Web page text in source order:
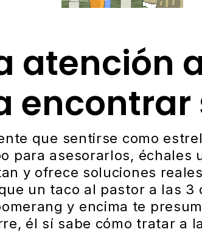
atención
encontrar
que sentirse como
para asesorarlos, échales
y ofrece soluciones
un taco al pastor a las 3
y encima te
él sí sabe cómo tratar a